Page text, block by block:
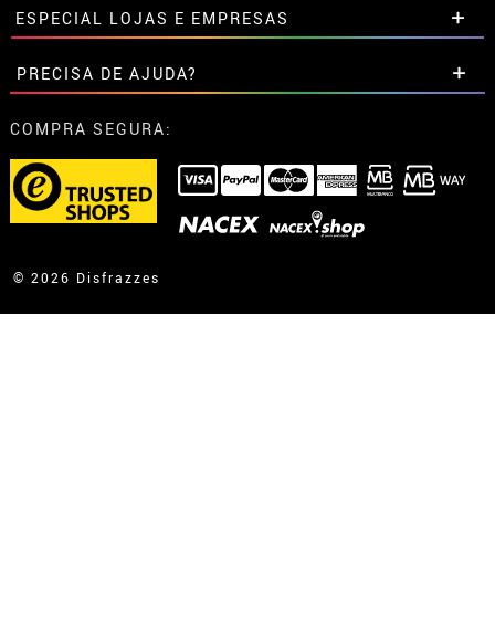
• Aviso legal ePrivacidade
• Atendimento ao cliente
• Utilização de cookies
•Configuração de cookies
Descontos especiais para grupos.
Entre em contato connosco aqui
ESPECIAL LOJAS E EMPRESAS
Descontos especiais para grupos.
Entre em contato connosco aqui
PRECISA DE AJUDA?
Ainda não colocei a minha ordem
Já recebi a minha encomenda
contato@disfrazzes.pt
COMPRA SEGURA:
© 2026 Disfrazzes